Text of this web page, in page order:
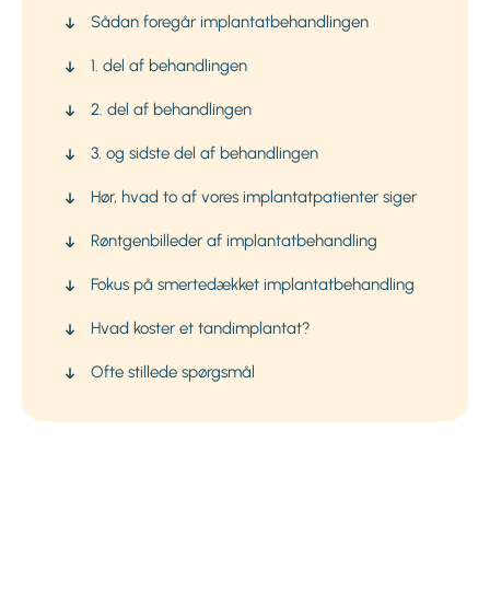
Sådan foregår implantatbehandlingen
1. del af behandlingen
2. del af behandlingen
3. og sidste del af behandlingen
Hør, hvad to af vores implantatpatienter siger
Røntgenbilleder af implantatbehandling
Fokus på smertedækket implantatbehandling
Hvad koster et tandimplantat?
Ofte stillede spørgsmål